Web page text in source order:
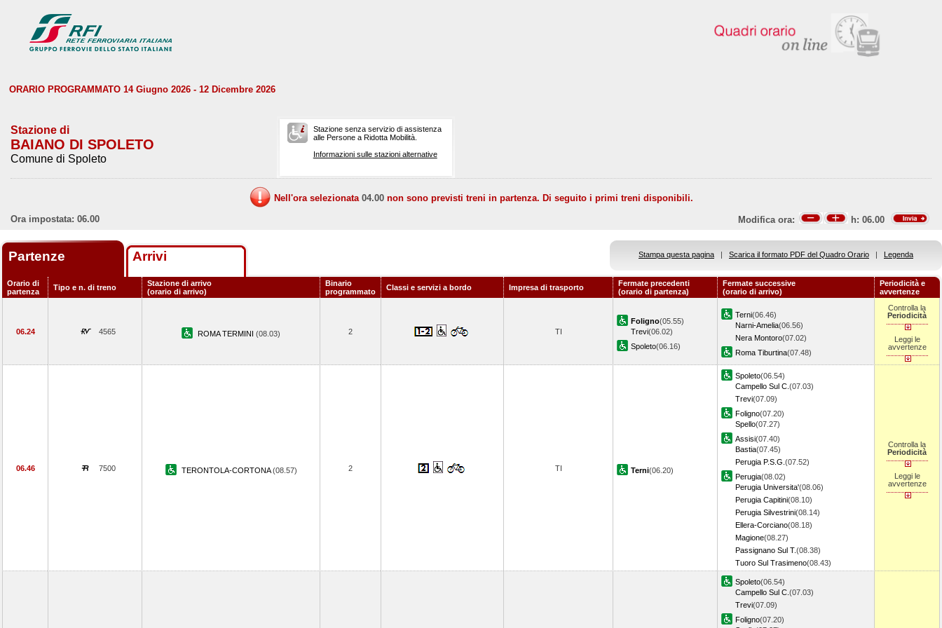
ORARIO PROGRAMMATO 14 Giugno 2026 - 12 Dicembre 2026
Stazione di
BAIANO DI SPOLETO
Comune di Spoleto
Stazione senza servizio di assistenza
alle Persone a Ridotta Mobilità.
Informazioni sulle stazioni alternative
Nell'ora selezionata 04.00 non sono previsti treni in partenza. Di seguito i primi treni disponibili.
Ora impostata: 06.00
Modifica ora: h: 06.00
Partenze Arrivi Stampa questa pagina | Scarica il formato PDF del Quadro Orario | Legenda
Orario di
partenza
Tipo e n. di treno
Stazione di arrivo
(orario di arrivo)
Binario
programmato
Classi e servizi a bordo Impresa di trasporto
Fermate precedenti
(orario di partenza)
Fermate successive
(orario di arrivo)
Periodicità e
avvertenze
06.24 4565 ROMA TERMINI (08.03) 2 TI
Foligno(05.55)
Trevi(06.02)
Spoleto(06.16)
Terni(06.46)
Narni-Amelia(06.56)
Nera Montoro(07.02)
Roma Tiburtina(07.48)
Controlla la
Periodicità
Leggi le
avvertenze
06.46 7500 TERONTOLA-CORTONA(08.57) 2 TI Terni(06.20)
Spoleto(06.54)
Campello Sul C. (07.03)
Trevi(07.09)
Foligno(07.20)
Spello(07.27)
Assisi(07.40)
Bastia(07.45)
Perugia P.S.G. (07.52)
Perugia(08.02)
Perugia Universita'(08.06)
Perugia Capitini(08.10)
Perugia Silvestrini(08.14)
Ellera-Corciano(08.18)
Magione(08.27)
Passignano Sul T.(08.38)
Tuoro Sul Trasimeno(08.43)
Controlla la
Periodicità
Leggi le
avvertenze
Spoleto(06.54)
Campello Sul C. (07.03)
Trevi(07.09)
Foligno(07.20)